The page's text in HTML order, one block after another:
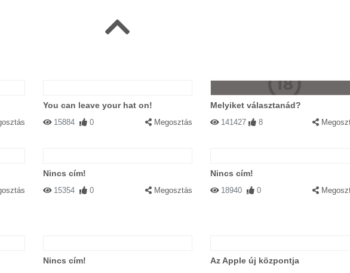
You can leave your hat on!
15884 0 Megosztás
Melyiket választanád?
141427 8
Nincs cím!
15354 0 Megosztás
Nincs cím!
18940 0
Nincs cím! Az Apple új központja